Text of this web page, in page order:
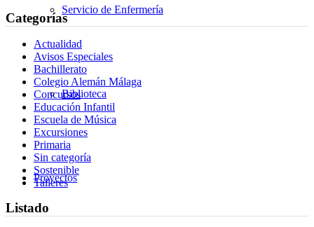
Servicio de Enfermería
Biblioteca
Proyectos
Categorías
Actualidad
Avisos Especiales
Bachillerato
Colegio Alemán Málaga
Concursos
Educación Infantil
Escuela de Música
Excursiones
Primaria
Sin categoría
Sostenible
Talleres
Listado